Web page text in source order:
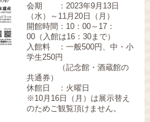
会期 ：2023年9月13日
（水）～11月20日（月）
開館時間：10：00～17：
00（入館は16：30まで）
入館料 ：一般500円、中・小
学生250円
（記念館・酒蔵館の
共通券）
休館日 ：火曜日
※10月16日（月）は展示替え
のためご観覧頂けません。